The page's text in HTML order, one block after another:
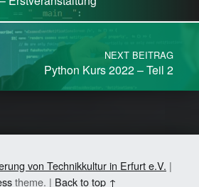
NEXT BEITRAG
Python Kurs 2022 – Teil 2
von Technikkultur in Erfurt e.V. |
theme. | Back to top ↑